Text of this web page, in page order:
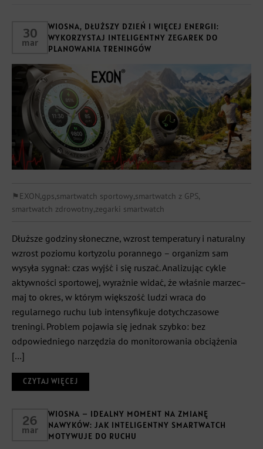
30
mar
WIOSNA, DŁUŻSZY DZIEŃ I WIĘCEJ ENERGII:
WYKORZYSTAJ INTELIGENTNY ZEGAREK DO
PLANOWANIA TRENINGÓW
⚑ EXON,gps,smartwatch sportowy,smartwatch z GPS,
smartwatch zdrowotny,zegarki smartwatch
Dłuższe godziny słoneczne, wzrost temperatury i naturalny
wzrost poziomu kortyzolu porannego – organizm sam
wysyła sygnał: czas wyjść i się ruszać. Analizując cykle
aktywności sportowej, wyraźnie widać, że właśnie marzec–
maj to okres, w którym większość ludzi wraca do
regularnego ruchu lub intensyfikuje dotychczasowe
treningi. Problem pojawia się jednak szybko: bez
odpowiedniego narzędzia do monitorowania obciążenia
[…]
CZYTAJ WIĘCEJ
26
mar
WIOSNA – IDEALNY MOMENT NA ZMIANĘ
NAWYKÓW: JAK INTELIGENTNY SMARTWATCH
MOTYWUJE DO RUCHU